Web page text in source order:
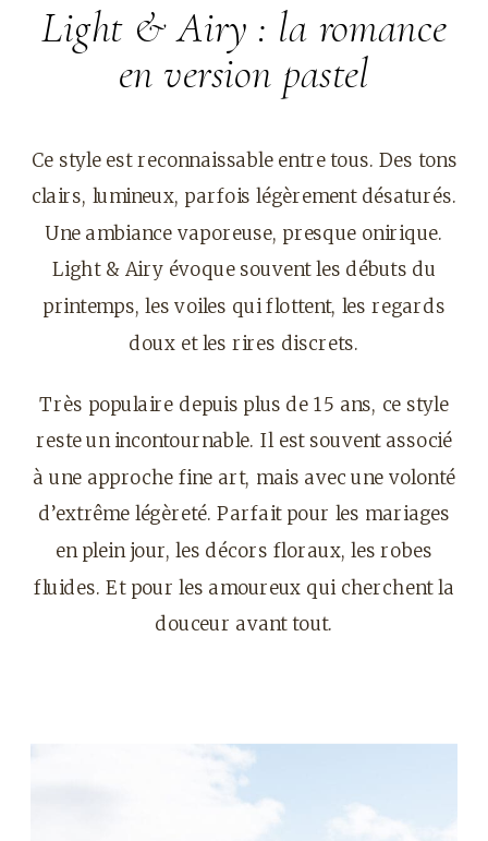
Light & Airy : la romance
en version pastel
Ce style est reconnaissable entre tous. Des tons
clairs, lumineux, parfois légèrement désaturés.
Une ambiance vaporeuse, presque onirique.
Light & Airy évoque souvent les débuts du
printemps, les voiles qui flottent, les regards
doux et les rires discrets.
Très populaire depuis plus de 15 ans, ce style
reste un incontournable. Il est souvent associé
à une approche fine art, mais avec une volonté
d’extrême légèreté. Parfait pour les mariages
en plein jour, les décors floraux, les robes
fluides. Et pour les amoureux qui cherchent la
douceur avant tout.